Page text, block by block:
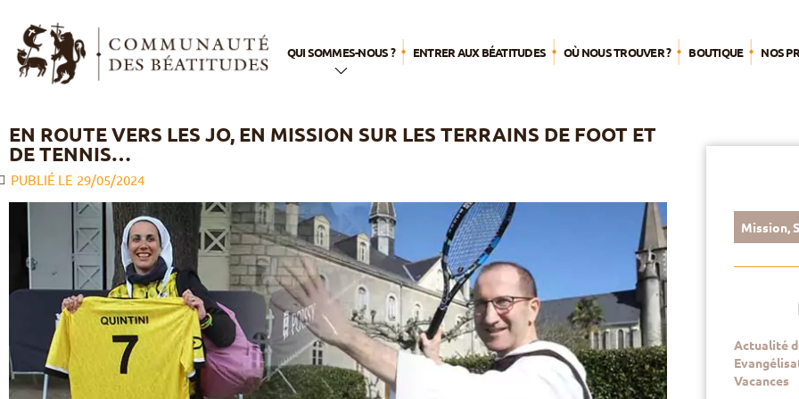
QUI SOMMES-NOUS ?
Notre appel
Notre spiritualité
Notre vie
apostolique
La famille
Béatitudes
ENTRER AUX BÉATITUDES OÙ NOUS TROUVER ? BOUTIQUE NOS
Du
EN ROUTE VERS LES JO, EN MISSION SUR LES TERRAINS DE FOOT ET
DE TENNIS…
PUBLIÉ LE 29/05/2024
Mission,
Actualité
Vacances